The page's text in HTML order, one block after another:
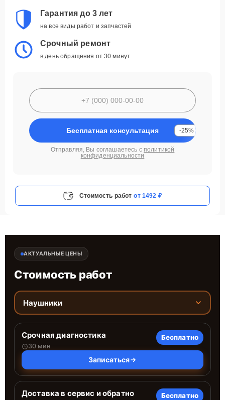
Гарантия до 3 лет
на все виды работ и запчастей
Срочный ремонт
в день обращения от 30 минут
Бесплатная консультация -25%
Отправляя, Вы соглашаетесь с политикой
конфиденциальности
Стоимость работ от 1492 ₽
АКТУАЛЬНЫЕ ЦЕНЫ
Стоимость работ
Наушники
Срочная диагностика
30 мин
Бесплатно
Записаться
Доставка в сервис и обратно Бесплатно